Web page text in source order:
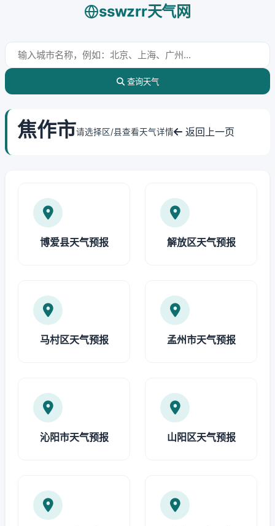
sswzrr天气网
查询天气
焦作市请选择区/县查看天气详情 返回上一页
博爱县天气预报 解放区天气预报
马村区天气预报 孟州市天气预报
沁阳市天气预报 山阳区天气预报